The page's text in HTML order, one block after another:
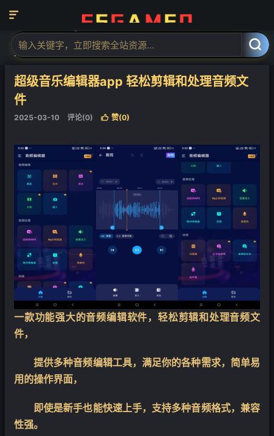


当前位置：福神网-专注分享最实用的软件、工具、资讯
正
文
超级音乐编辑器app 轻松剪辑和处理音频文
件
2025-03-10 评论(0)  赞(0)
一款功能强大的音频编辑软件，轻松剪辑和处理音频文
件，
提供多种音频编辑工具，满足你的各种需求，简单易
用的操作界面，
即使是新手也能快速上手，支持多种音频格式，兼容
性强。